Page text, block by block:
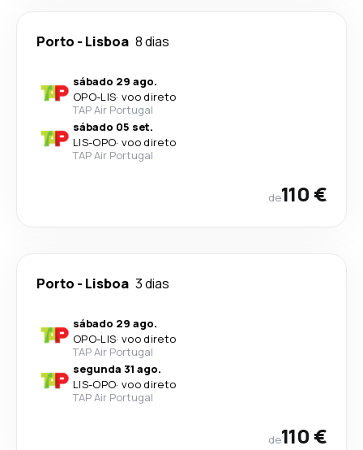
Porto - Lisboa 8 dias
sábado 29 ago.
OPO-LIS· voo direto
TAP Air Portugal
sábado 05 set.
LIS-OPO· voo direto
TAP Air Portugal
de110 €
Porto - Lisboa 3 dias
sábado 29 ago.
OPO-LIS· voo direto
TAP Air Portugal
segunda 31 ago.
LIS-OPO· voo direto
TAP Air Portugal
de110 €